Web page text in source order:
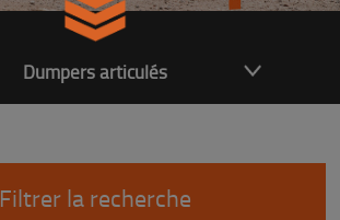
Dumpers articulés
Filtrer la recherche